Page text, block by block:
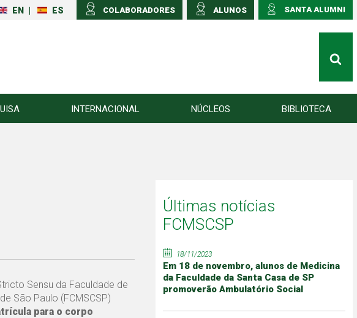
SANTA ALUMNI
ALUNOS
COLABORADORES
EN ES
INTERNACIONAL NÚCLEOS BIBLIOTECA
Sensu da Faculdade de
São Paulo (FCMSCSP)
para o corpo
Últimas notícias
FCMSCSP
18/11/2023
Em 18 de novembro, alunos de Medicina
da Faculdade da Santa Casa de SP
promoverão Ambulatório Social